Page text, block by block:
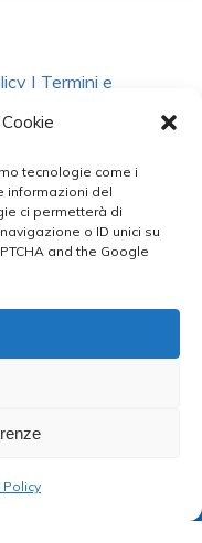
tecnologie come i
informazioni del
ci permetterà di
o ID unici su
and the Google
Policy
| Termini e
Dati
phone
©